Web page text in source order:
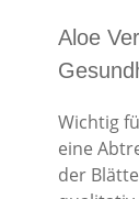
Aloe
Wichtig
eine
der